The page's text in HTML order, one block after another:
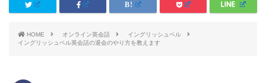
HOME オンライン英会話
イングリッシュベル
イングリッシュベル英会話の退会のやり方を教えます